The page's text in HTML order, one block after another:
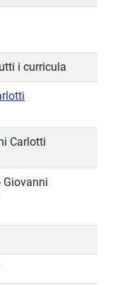
i curricula
Carlotti
Giovanni